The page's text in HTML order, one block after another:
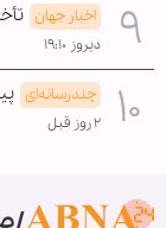
اخبار جهان
دیروز ۱۹:۱۰
چندرسانه‌ای
۲ روز قبل